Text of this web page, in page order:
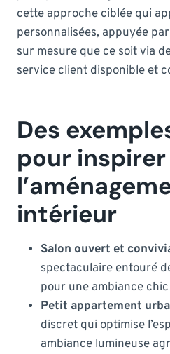
cette approche ciblée qui
personnalisées, appuyée
sur mesure que ce soit via
service client disponible et
Des
pour inspirer
intérieur
Salon ouvert et
spectaculaire entouré
pour une ambiance
Petit appartement
discret qui optimise
ambiance lumineuse